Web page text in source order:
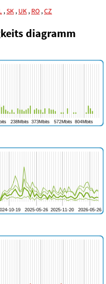
,SK , UK , RO ,CZ
diagramm